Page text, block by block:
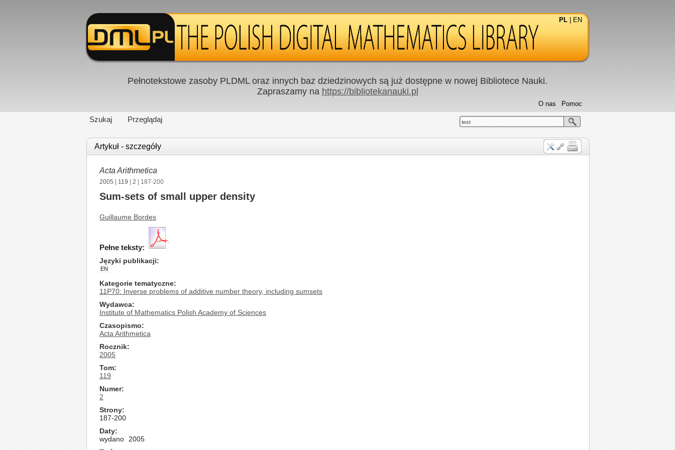
PL EN
Pełnotekstowe zasoby PLDML oraz innych baz dziedzinowych są już dostępne w nowej Bibliotece Nauki.
Zapraszamy na https://bibliotekanauki.pl
Szukaj Przeglądaj
Pomoc
O nas
test
Artykuł - szczegóły
Acta Arithmetica
2005 119 2 | 187-200
Sum-sets of small upper density
Guillaume Bordes
Pełne teksty:
Języki publikacji
EN
Kategorie tematyczne
11P70: Inverse problems of additive number theory, including sumsets
Wydawca
Institute of Mathematics Polish Academy of Sciences
Czasopismo
Acta Arithmetica
Rocznik
2005
Tom
119
Numer
2
Strony
187-200
Daty
wydano
2005